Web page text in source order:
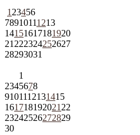
1 23456
78910111213
14151617181920
21 222324252627
28293031
1
2345678
9101112131415
161718192021 22
23242526272829
30